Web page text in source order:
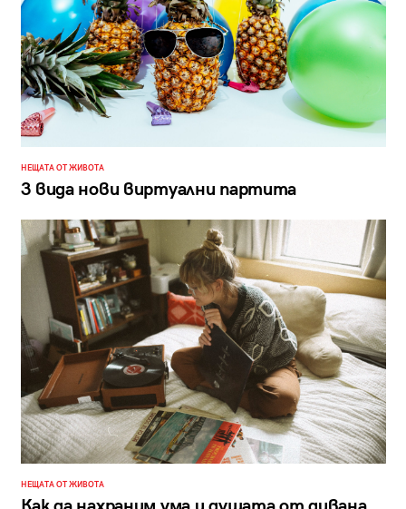
НЕЩАТА ОТ ЖИВОТА
3 вида нови виртуални партита
НЕЩАТА ОТ ЖИВОТА